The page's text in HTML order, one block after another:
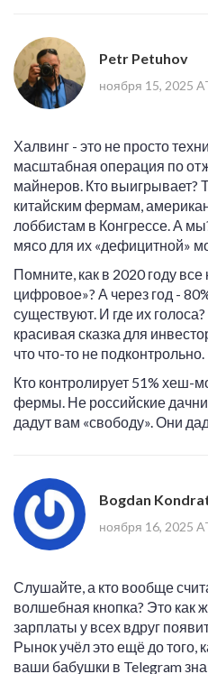
Petr Petuhov
ноября 15, 2025
Халвинг - это не просто
масштабная операция по
майнеров. Кто выигрывает?
китайским фермам,
лоббистам в Конгрессе. А
мясо для их «дефицитной»
Помните, как в 2020 году все
цифровое»? А через год -
существуют. И где их
красивая сказка для
что что-то не подконтрольно.
Кто контролирует 51% хеш-
фермы. Не российские
дадут вам «свободу». Они
Bogdan
ноября 16, 2025
Слушайте, а кто вообще
волшебная кнопка? Это как
зарплаты у всех вдруг
Рынок учёл это ещё до того,
ваши бабушки в Telegram